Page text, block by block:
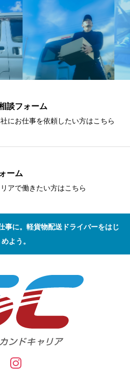
談フォーム
にお仕事を依頼したい方はこちら
ーム
アで働きたい方はこちら
事に。軽貨物配送ドライバーをはじ
めよう。